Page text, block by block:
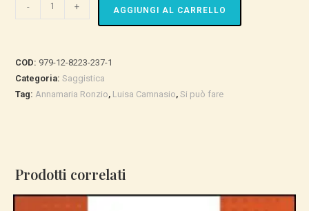
- + AGGIUNGI AL CARRELLO
COD: 979-12-8223-237-1
Categoria:Saggistica
Tag: Annamaria Ronzio, Luisa Camnasio,Si può fare
Prodotti correlati